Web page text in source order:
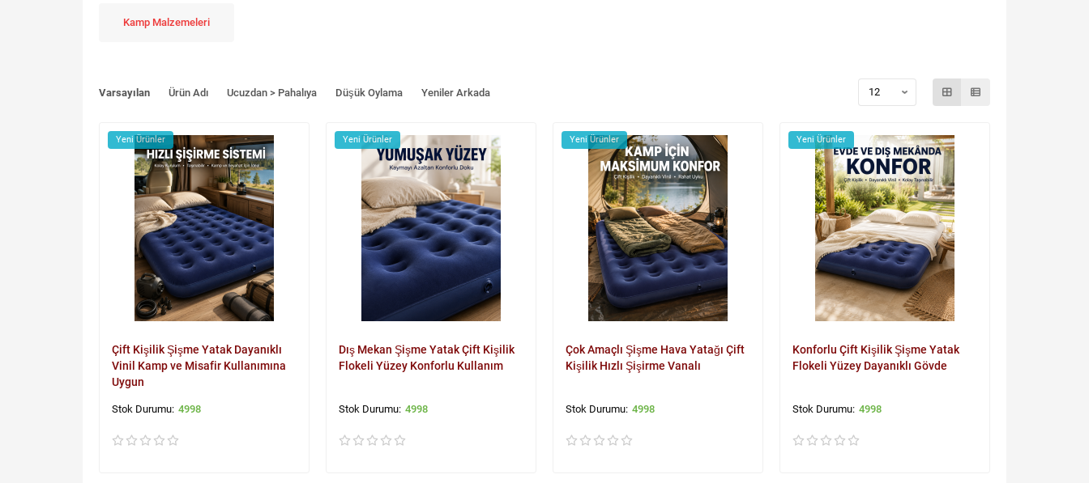
Kamp Malzemeleri
Varsayılan Ürün Adı Ucuzdan > Pahalıya Düşük Oylama Yeniler Arkada
Yeni Ürünler
Çift Kişilik Şişme Yatak Dayanıklı
Vinil Kamp ve Misafir Kullanımına
Uygun
4998
Yeni Ürünler
Dış Mekan Şişme Yatak Çift Kişilik
Flokeli Yüzey Konforlu Kullanım
4998
Yeni Ürünler
Çok Amaçlı Şişme Hava Yatağı Çift
Kişilik Hızlı Şişirme Vanalı
4998
Yeni Ürünler
Konforlu Çift Kişilik Şişme Yatak
Flokeli Yüzey Dayanıklı Gövde
4998